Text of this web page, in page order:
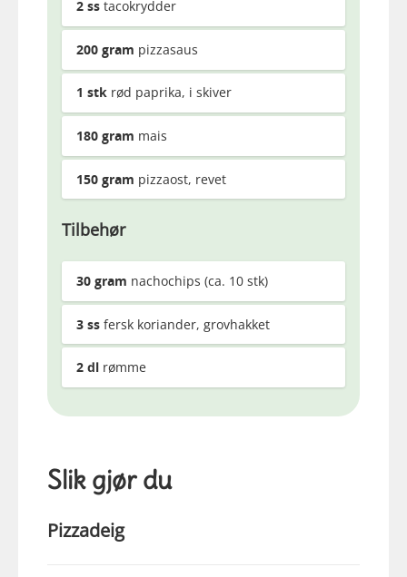
2 ss tacokrydder
200 gram pizzasaus
1 stk rød paprika, i skiver
180 gram mais
150 gram pizzaost, revet
Tilbehør
30 gram nachochips (ca. 10 stk)
3 ss fersk koriander, grovhakket
2 dl rømme
Slik gjør du
Pizzadeig